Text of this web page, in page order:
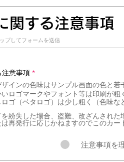
関する注意事項
プしてフォームを送信
注意事項 *必
須
項
目
インの色味はサンプル画面の色と若
ロゴマークやフォント等は印刷が
ゴ（ベタロゴ）は少し粗く（色味
紛失した場合、盗難、改ざんされ
再発行に応じかねますのでこのカー
注意事項を